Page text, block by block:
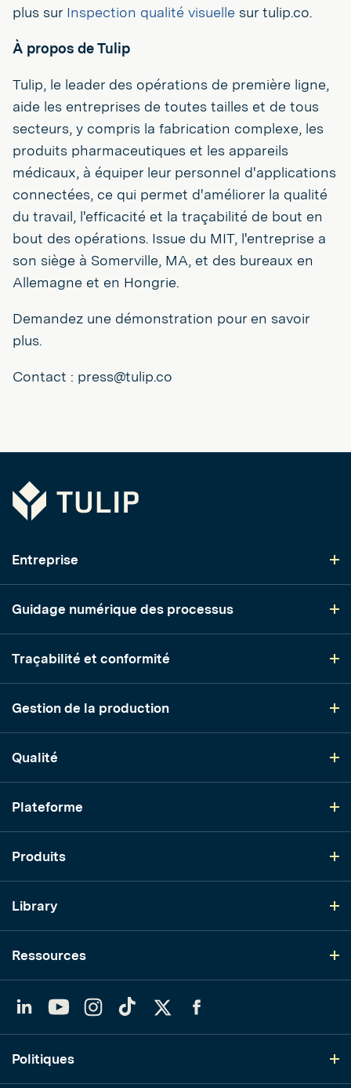
plus sur Inspection qualité visuelle sur tulip.co.
À propos de Tulip
Tulip, le leader des opérations de première ligne,
aide les entreprises de toutes tailles et de tous
secteurs, y compris la fabrication complexe, les
produits pharmaceutiques et les appareils
médicaux, à équiper leur personnel d'applications
connectées, ce qui permet d'améliorer la qualité
du travail, l'efficacité et la traçabilité de bout en
bout des opérations. Issue du MIT, l'entreprise a
son siège à Somerville, MA, et des bureaux en
Allemagne et en Hongrie.
Demandez une démonstration pour en savoir
plus.
Contact : press@tulip.co
Tulip
Entreprise
Guidage numérique des processus
Traçabilité et conformité
Gestion de la production
Qualité
Plateforme
Produits
Library
Ressources
YouTubeInstagram
TikTok
Politiques